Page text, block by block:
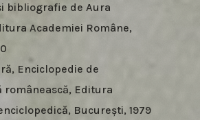
bibliografie de Aura
Academiei Române,
Enciclopedie de
românească, Editura
București, 1979